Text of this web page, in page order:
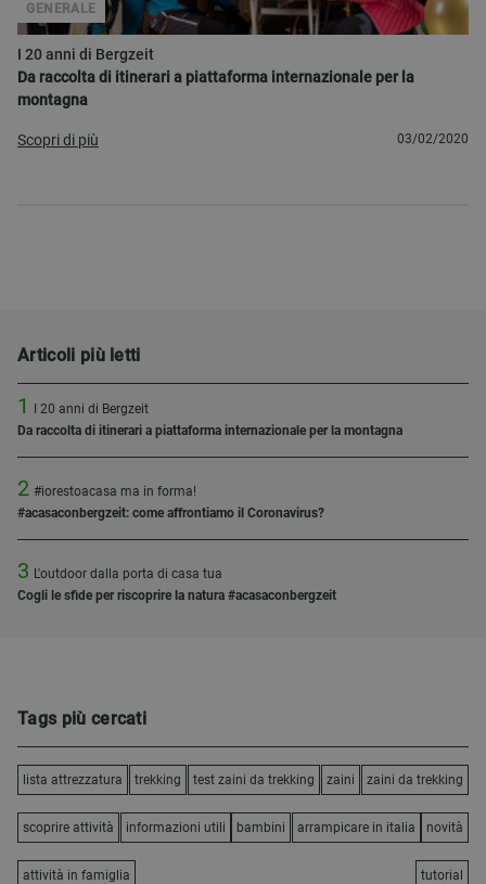
I 20 anni di Bergzeit
Da raccolta di itinerari a piattaforma internazionale per la
montagna
GENERALE
Scopri di più 03/02/2020
Articoli più letti
1
I 20 anni di Bergzeit
Da raccolta di itinerari a piattaforma internazionale per la montagna
2 #iorestoacasa ma in forma!
#acasaconbergzeit: come affrontiamo il Coronavirus?
3 L'outdoor dalla porta di casa tua
Cogli le sfide per riscoprire la natura #acasaconbergzeit
Tags più cercati
lista attrezzatura trekking test zaini da trekking zaini zaini da trekking
scoprire attività informazioni utili bambini arrampicare in italia novità
attività in famiglia tutorial